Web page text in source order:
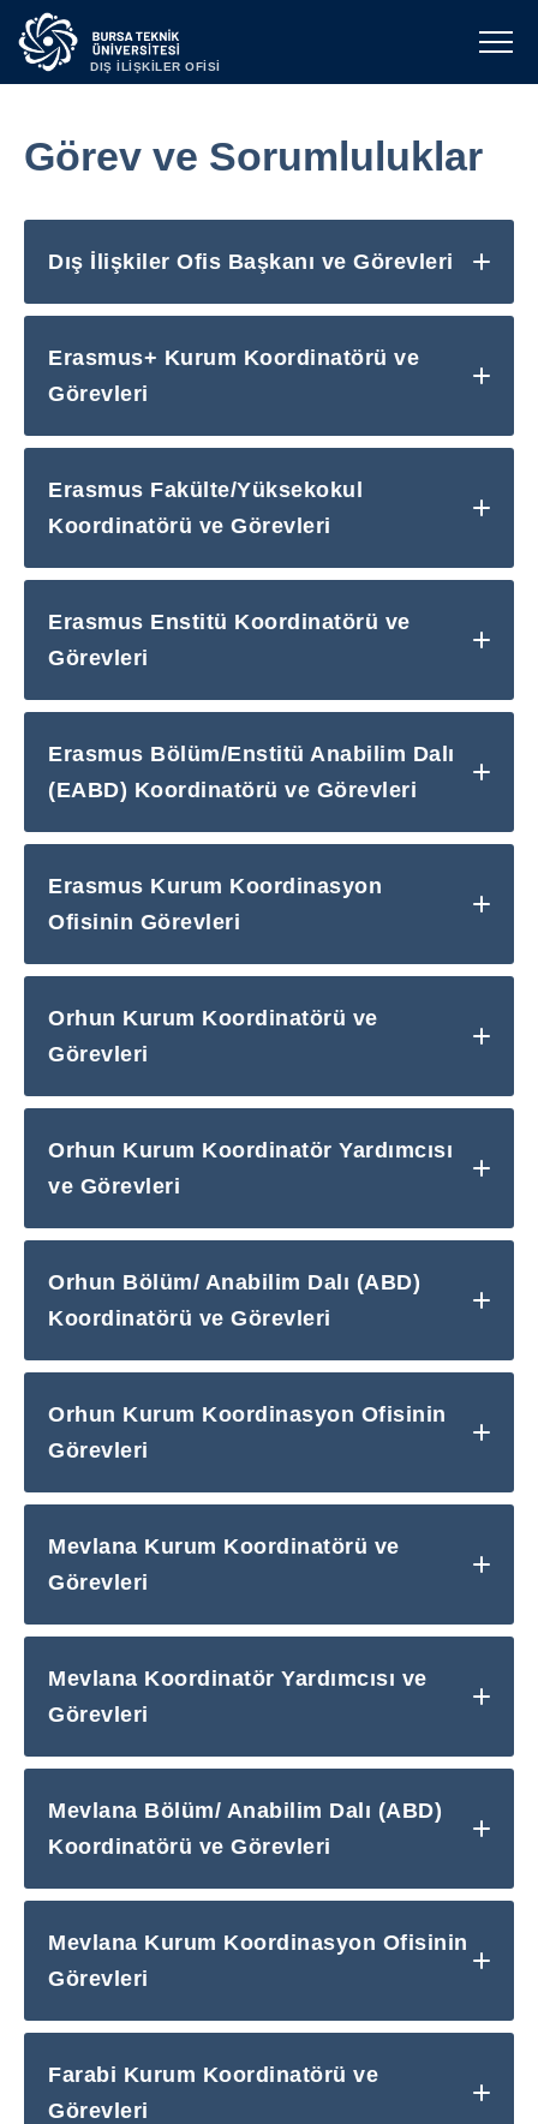
DIŞ İLİŞKİLER OFİSİ
Görev ve Sorumluluklar
Dış İlişkiler Ofis Başkanı ve Görevleri
Erasmus+ Kurum Koordinatörü ve
Görevleri
Erasmus Fakülte/Yüksekokul
Koordinatörü ve Görevleri
Erasmus Enstitü Koordinatörü ve
Görevleri
Erasmus Bölüm/Enstitü Anabilim Dalı
(EABD) Koordinatörü ve Görevleri
Erasmus Kurum Koordinasyon
Ofisinin Görevleri
Orhun Kurum Koordinatörü ve
Görevleri
Orhun Kurum Koordinatör Yardımcısı
ve Görevleri
Orhun Bölüm/ Anabilim Dalı (ABD)
Koordinatörü ve Görevleri
Orhun Kurum Koordinasyon Ofisinin
Görevleri
Mevlana Kurum Koordinatörü ve
Görevleri
Mevlana Koordinatör Yardımcısı ve
Görevleri
Mevlana Bölüm/ Anabilim Dalı (ABD)
Koordinatörü ve Görevleri
Mevlana Kurum Koordinasyon Ofisinin
Görevleri
Farabi Kurum Koordinatörü ve
Görevleri